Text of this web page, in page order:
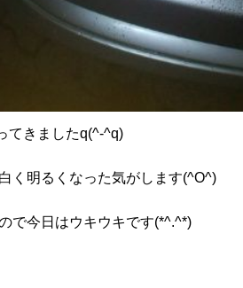
てきましたq(^-^q)
く明るくなった気がします(^O^)
で今日はウキウキです(*^.^*)